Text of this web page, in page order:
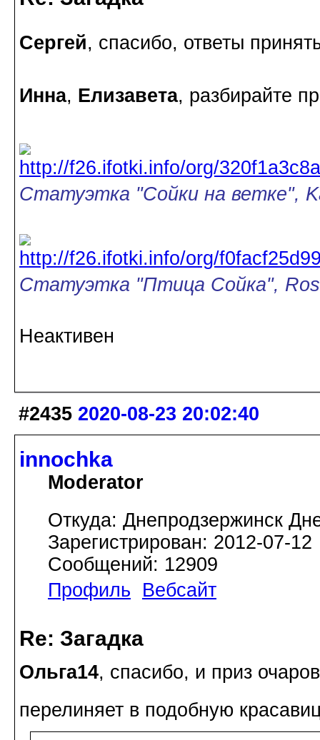
Сергей, спасибо, ответы
Инна, Елизавета, разбирайте
Статуэтка "Сойки на ветке",
Статуэтка "Птица Сойка",
Неактивен
#2435 2020-08-23 20:02:40
innochka
Moderator
Откуда: Днепродзержинск
Зарегистрирован: 2012-07-12
Сообщений: 12909
Профиль
Вебсайт
Re: Загадка
Ольга14, спасибо, и приз
перелиняет в подобную